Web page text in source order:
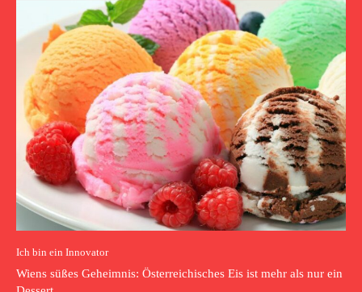
Ich bin ein Innovator
Wiens süßes Geheimnis: Österreichisches Eis ist mehr als nur ein